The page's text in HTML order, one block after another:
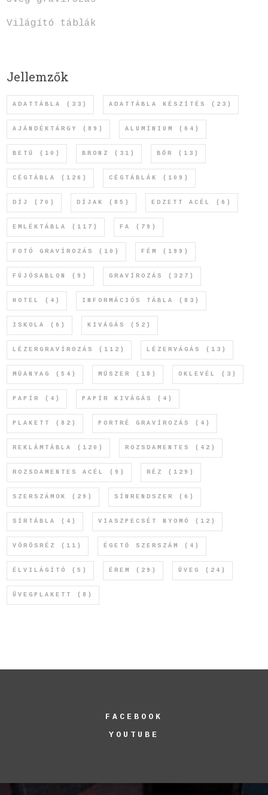
Világító táblák
Jellemzők
ADATTÁBLA (33) ADATTÁBLA KÉSZÍTÉS (23)
AJÁNDÉKTÁRGY (89) ALUMÍNIUM (64)
BETŰ (10) BRONZ (31) BŐR (13)
CÉGTÁBLA (126) CÉGTÁBLÁK (109)
DÍJ (70) DÍJAK (85) EDZETT ACÉL (6)
EMLÉKTÁBLA (117) FA (79)
FOTÓ GRAVÍROZÁS (10) FÉM (199)
FÚJÓSABLON (9) GRAVÍROZÁS (327)
HOTEL (4) INFORMÁCIÓS TÁBLA (83)
ISKOLA (6) KIVÁGÁS (52)
LÉZERGRAVÍROZÁS (112) LÉZERVÁGÁS (13)
MŰANYAG (54) MŰSZER (18) OKLEVÉL (3)
PAPÍR (4) PAPÍR KIVÁGÁS (4)
PLAKETT (82) PORTRÉ GRAVÍROZÁS (4)
REKLÁMTÁBLA (120) ROZSDAMENTES (42)
ROZSDAMENTES ACÉL (9) RÉZ (129)
SZERSZÁMOK (29) SÍNRENDSZER (6)
SÍRTÁBLA (4) VIASZPECSÉT NYOMÓ (12)
VÖRÖSRÉZ (11) ÉGETŐ SZERSZÁM (4)
ÉLVILÁGÍTÓ (5) ÉREM (29) ÜVEG (24)
ÜVEGPLAKETT (8)
FACEBOOK
YOUTUBE